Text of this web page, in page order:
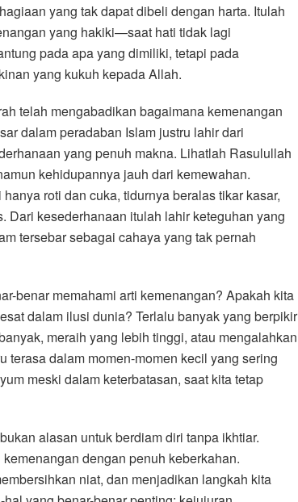
yang tak dapat dibeli dengan harta. Itulah
yang hakiki—saat hati tidak lagi
pada apa yang dimiliki, tetapi pada
yang kukuh kepada Allah.
telah mengabadikan bagaimana kemenangan
dalam peradaban Islam justru lahir dari
yang penuh makna. Lihatlah Rasulullah
roti dan cuka, tidurnya beralas tikar kasar,
Dari kesederhanaan itulah lahir keteguhan yang
tersebar sebagai cahaya yang tak pernah
benar memahami arti kemenangan? Apakah kita
dalam ilusi dunia? Terlalu banyak yang berpikir
meraih yang lebih tinggi, atau mengalahkan
terasa dalam momen-momen kecil yang sering
meski dalam keterbatasan, saat kita tetap
alasan untuk berdiam diri tanpa ikhtiar.
dengan penuh keberkahan.
niat, dan menjadikan langkah kita